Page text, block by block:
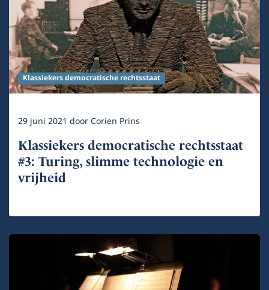
Klassiekers democratische rechtsstaat
29 juni 2021 doorCorien Prins
Klassiekers democratische rechtsstaat
#3: Turing, slimme technologie en
vrijheid